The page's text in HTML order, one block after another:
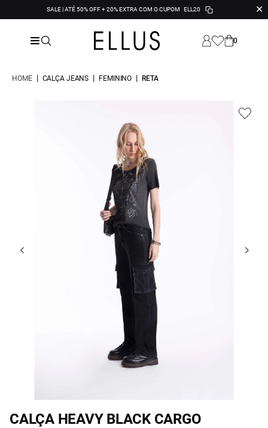
SALE | ATÉ 50% OFF + 20% EXTRA COM O CUPOM ELL20 ✕
0
HOME | CALÇA JEANS | FEMININO | RETA
CALÇA HEAVY BLACK CARGO